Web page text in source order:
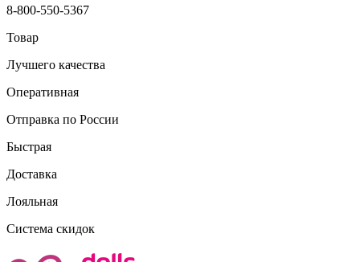
8-800-550-5367
Товар
Лучшего качества
Оперативная
Отправка по России
Быстрая
Доставка
Лояльная
Система скидок